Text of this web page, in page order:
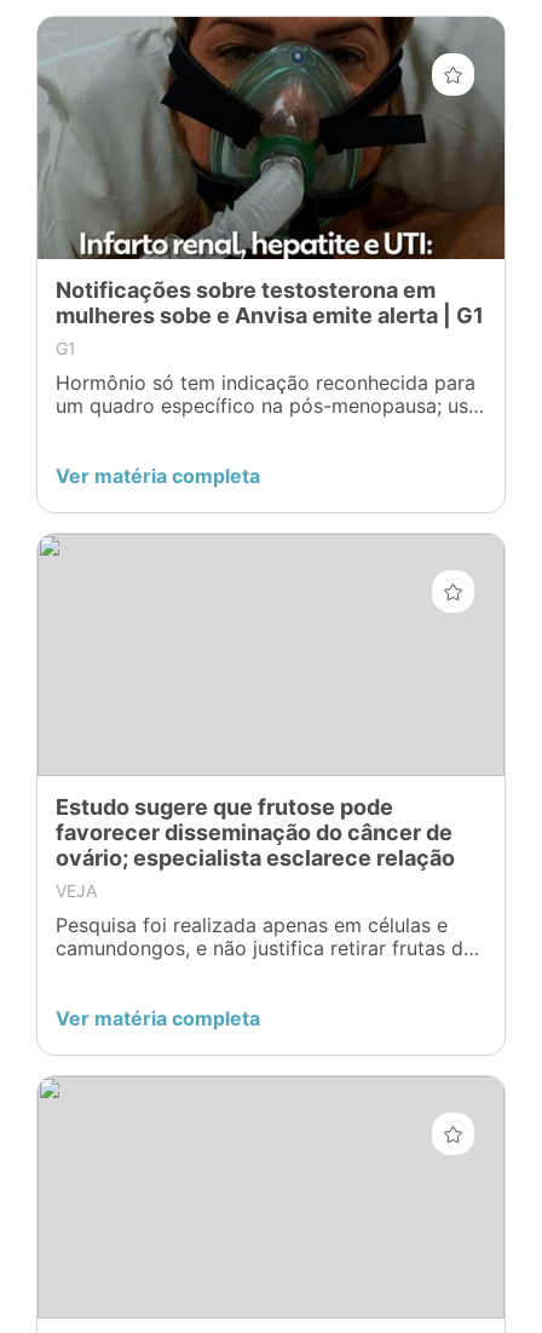
Notificações sobre testosterona em
mulheres sobe e Anvisa emite alerta | G1
G1
Hormônio só tem indicação reconhecida para
um quadro específico na pós-menopausa; uso
Ver matéria completa
Estudo sugere que frutose pode
favorecer disseminação do câncer de
ovário; especialista esclarece relação
VEJA
Pesquisa foi realizada apenas em células e
camundongos, e não justifica retirar frutas da
Ver matéria completa